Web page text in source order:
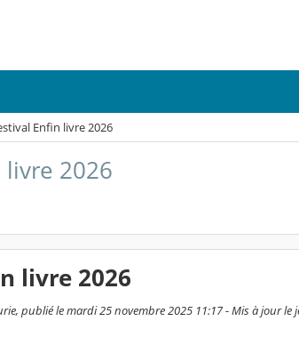
Enfin livre 2026
livre 2026
livre 2026
publié le mardi 25 novembre 2025 11:17 - Mis à jour le